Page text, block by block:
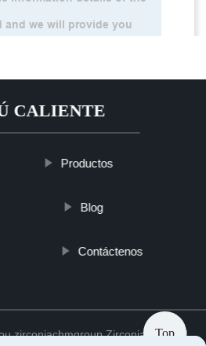
CALIENTE
Productos
Blog
Contáctenos
zirconiachmgroup Zirconia Co., Ltd.
Top